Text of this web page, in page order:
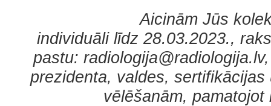
Aicinām Jūs
individuāli līdz 28.03.2023.,
pastu:
prezidenta, valdes,
vēlēšanām, pamatojot